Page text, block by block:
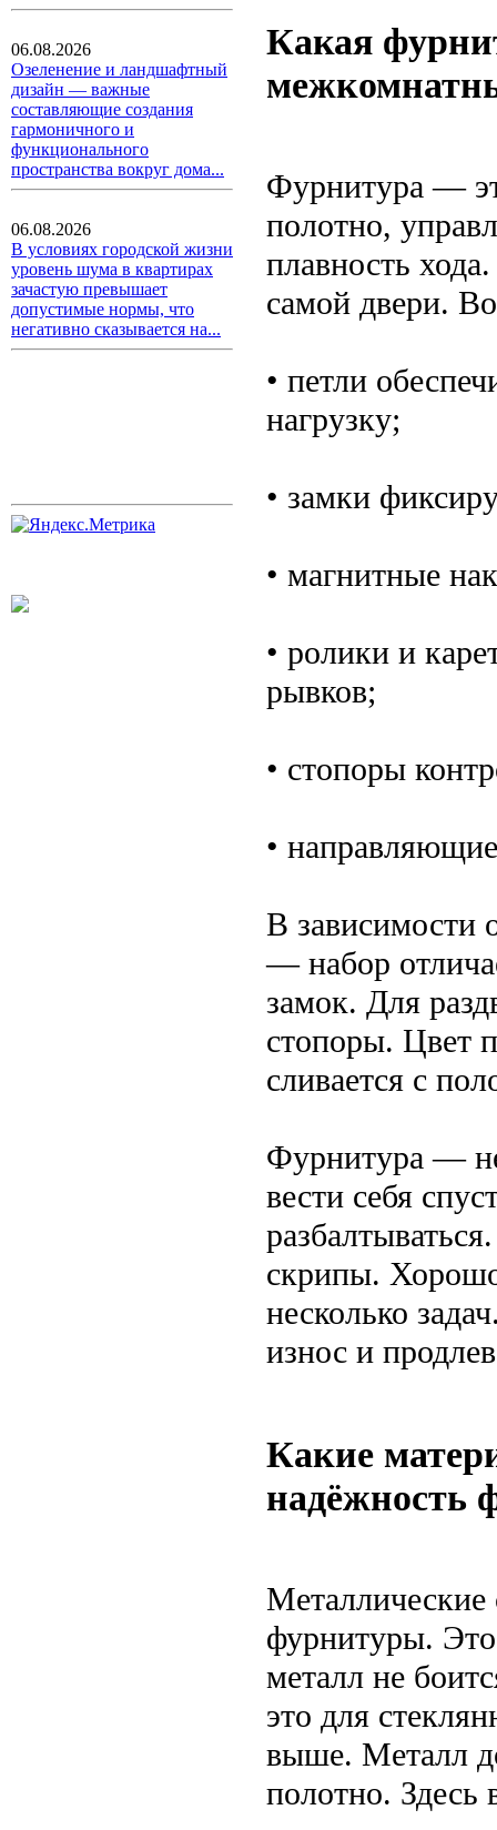
06.08.2026
Озеленение и ландшафтный
дизайн — важные
составляющие создания
гармоничного и
функционального
пространства вокруг дома...
06.08.2026
В условиях городской жизни
уровень шума в квартирах
зачастую превышает
допустимые нормы, что
негативно сказывается на...
Какая
Фурнитура —
полотно,
плавность
самой двери.
• петли
нагрузку;
• замки
• магнитные
• ролики и
рывков;
• стопоры
•
В зависимости
— набор
замок. Для
стопоры. Цвет
сливается с
Фурнитура —
вести себя
скрипы.
несколько
износ и
Какие
надёжность
фурнитуры. Это
металл не
это для
выше. Металл
полотно. Здесь